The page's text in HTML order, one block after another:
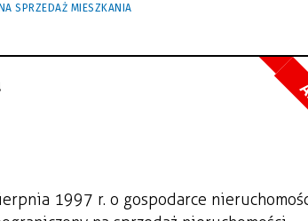
SPRZEDAŻ MIESZKANIA
1997 r. o gospodarce